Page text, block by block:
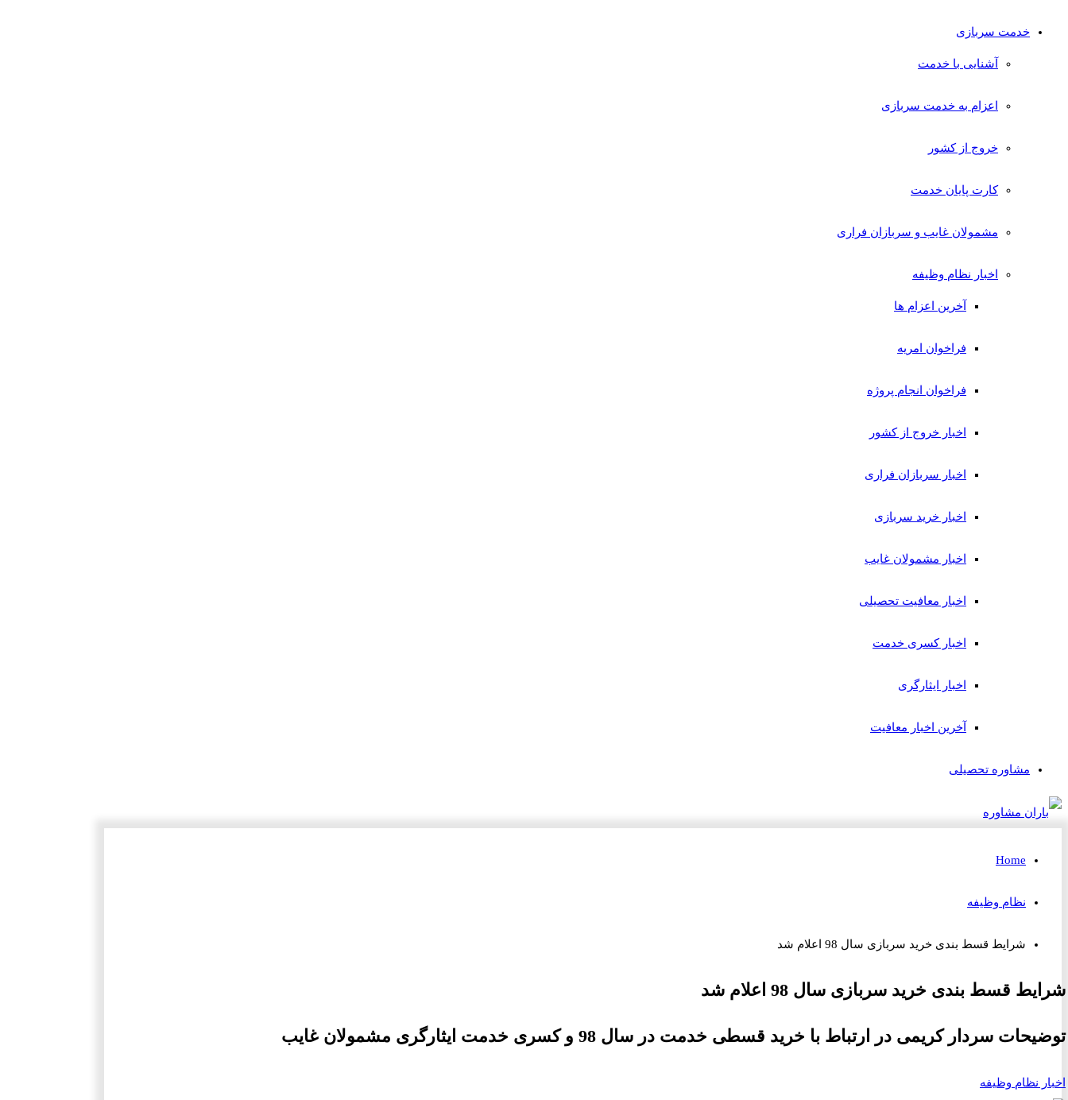
خدمت سربازی
آشنایی با خدمت
اعزام به خدمت سربازی
خروج از کشور
کارت پایان خدمت
مشمولان غایب و سربازان فراری
اخبار نظام وظیفه
آخرین اعزام ها
فراخوان امریه
فراخوان انجام پروژه
اخبار خروج از کشور
اخبار سربازان فراری
اخبار خرید سربازی
اخبار مشمولان غایب
اخبار معافیت تحصیلی
اخبار کسری خدمت
اخبار ایثارگری
آخرین اخبار معافیت
مشاوره تحصیلی
Home
نظام وظیفه
شرایط قسط بندی خرید سربازی سال 98 اعلام شد
شرایط قسط بندی خرید سربازی سال 98 اعلام شد
توضیحات سردار کریمی در ارتباط با خرید قسطی خدمت در سال 98 و کسری خدمت ایثارگری مشمولان غایب
اخبار نظام وظیفه